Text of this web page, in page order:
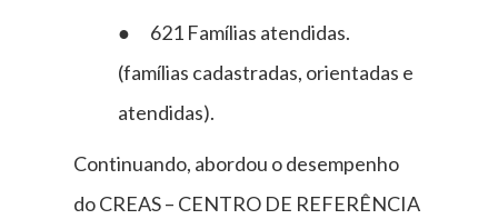
● 621 Famílias atendidas.
(famílias cadastradas, orientadas e
atendidas).
Continuando, abordou o desempenho
do CREAS – CENTRO DE REFERÊNCIA